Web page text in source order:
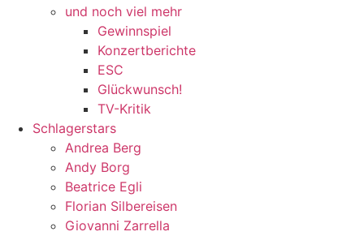
und noch viel mehr
Gewinnspiel
Konzertberichte
ESC
Glückwunsch!
TV-Kritik
Schlagerstars
Andrea Berg
Andy Borg
Beatrice Egli
Florian Silbereisen
Giovanni Zarrella